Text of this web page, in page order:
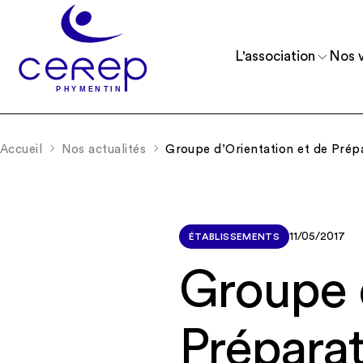
L'association
Reconnue d’utilité publique depuis 1975,
Nos
Accueillir et accompagner des enfants,
Accueil Nos actualités Groupe d’Orientation et de
ÉTABLISSEMENTS 11/05/2017
Groupe